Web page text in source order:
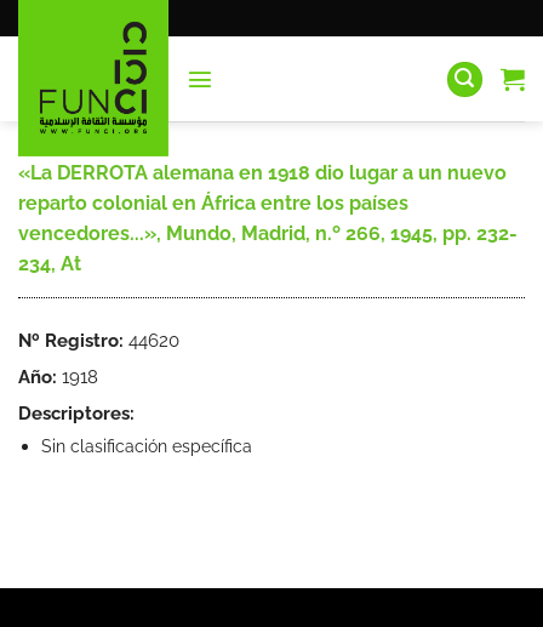
al
«La DERROTA alemana en 1918 dio lugar a un nuevo
reparto colonial en África entre los países
vencedores...», Mundo, Madrid, n.º 266, 1945, pp. 232-
234, At
Nº Registro: 44620
Año: 1918
Descriptores:
Sin clasificación específica